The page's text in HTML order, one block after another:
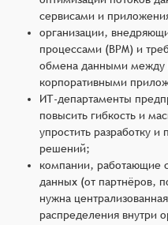
сервисами и
организации,
процессами (BPM) и
обмена данными между
корпоративными
ИТ-департаменты
повысить гибкость и
упростить разработку
решений;
компании,
данных (от партнёров,
нужна
распределения внутри